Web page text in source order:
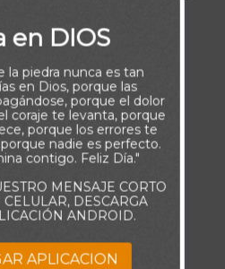
en DIOS
la piedra nunca es tan
en Dios, porque las
porque el dolor
coraje te levanta, porque
porque los errores te
nadie es perfecto.
contigo. Feliz Día."
MENSAJE CORTO
DESCARGA
ANDROID.
APLICACION